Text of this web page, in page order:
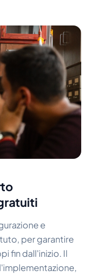
e
per garantire
fin dall'inizio. Il